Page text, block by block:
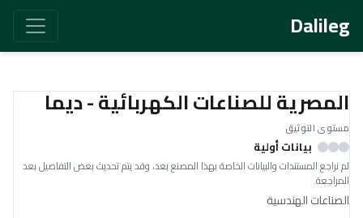
Dalileg
المصرية للصناعات الكهربائية - ديما
مستوى التوثيق
بيانات أولية
لم نراجع المستندات والبيانات الخاصة بهذا المصنع بعد، وقد يتم تحديث بعض التفاصيل بعد
المراجعة.
الصناعات الهندسية